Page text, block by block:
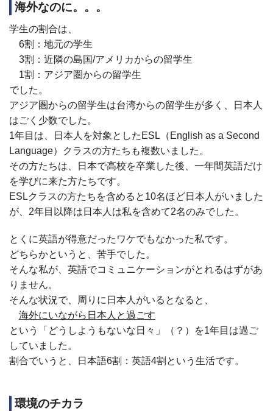
海外なのに。。。
学生の割合は、
6割：地元の学生
3割：近隣の島国/アメリカからの留学生
1割：アジア圏からの留学生
でした。
アジア圏からの留学生は台湾からの留学生が多く、日本人
はごく少数でした。
1年目は、日本人を対象とした ESL （ English as a Second
Language）クラスの方たちも複数いました。
その方たちは、日本で高校を卒業した後、一年間英語だけ
を学びに来た方たちです。
ESLクラスの方たちを含めると 10名ほど日本人がいました
が、 2年目以降は日本人は私を含めて2名のみでした。
とくに英語が得意だったワケでもなかった私です。
どちらかというと、苦手でした。
そんな私が、英語でコミュニケーションがとれるはずがあ
りません。
そんな状況で、周りに日本人がいるとなると、
海外にいながら日本人と過ごす
という「どうしようもないな日々」（？）を1年目は過ご
していました。
割合でいうと、日本語6割：英語4割という生活です。
環境のチカラ